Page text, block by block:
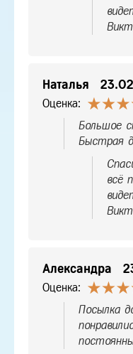
Наталья
Оценка:
Большое
Быстрая
всё
Александра
Оценка:
Посылка